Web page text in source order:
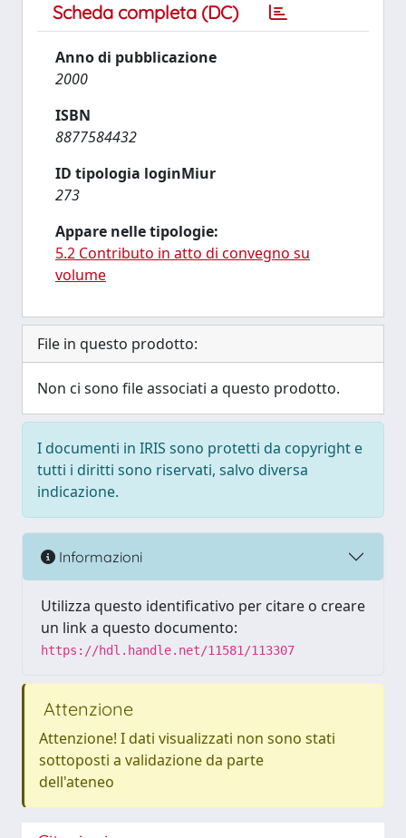
Scheda completa (DC)
Anno di pubblicazione
2000
ISBN
8877584432
ID tipologia loginMiur
273
Appare nelle tipologie:
5.2 Contributo in atto di convegno su
volume
File in questo prodotto:
Non ci sono file associati a questo prodotto.
I documenti in IRIS sono protetti da copyright e
tutti i diritti sono riservati, salvo diversa
indicazione.
Informazioni
Utilizza questo identificativo per citare o creare
un link a questo documento:
https://hdl.handle.net/11581/113307
Attenzione
Attenzione! I dati visualizzati non sono stati
sottoposti a validazione da parte
dell'ateneo